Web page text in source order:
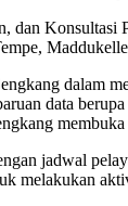
dan
dalam
data
jadwal
melakukan